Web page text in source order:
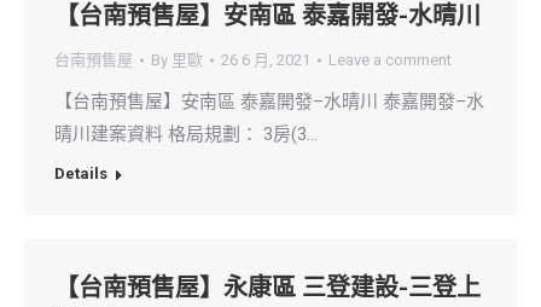
【台南預售屋】安南區 泰嘉開發-水晴川
台南預售屋 By 里歐 26 6 月, 2021 Leave a comment
【台南預售屋】安南區 泰嘉開發–水晴川 泰嘉開發–水
晴川建案資料 格局規劃： 3房(3…
Details
【台南預售屋】永康區 三登建設-三登上